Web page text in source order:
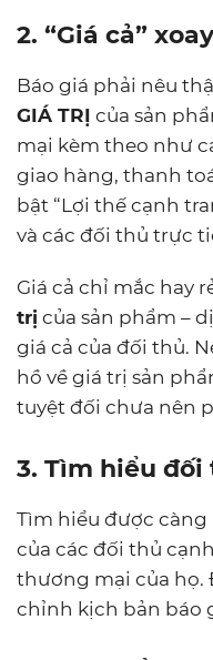
2. “Giá cả”
Báo giá phải nêu
GIÁ TRỊ của sản
mại kèm theo như
giao hàng, thanh
bật “Lợi thế cạnh
và các đối thủ trực
Giá cả chỉ mắc hay
trị của sản phẩm –
giá cả của đối thủ.
hồ về giá trị sản
tuyệt đối chưa nên
3. Tìm hiểu đối
Tìm hiểu được
của các đối thủ
thương mại của họ.
chỉnh kịch bản báo